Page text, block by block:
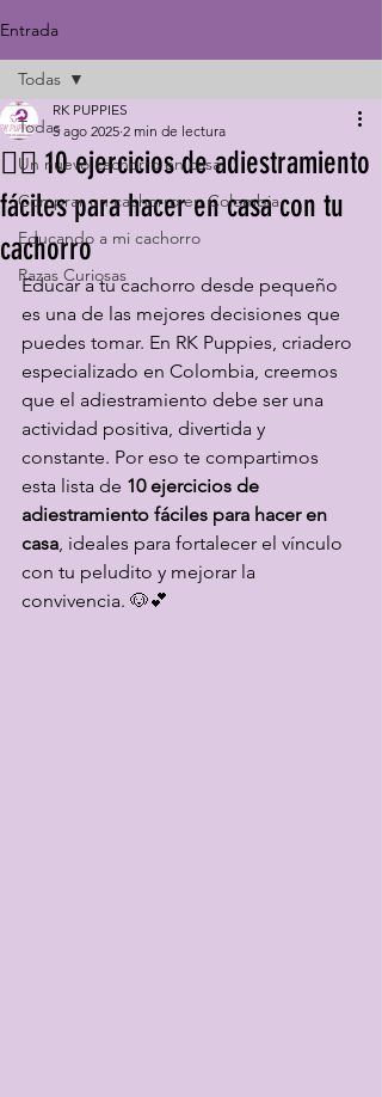
Entrada
Todas
Un nuevo cachorro en casa
Comprar un cachorro en Colombia
Educando a mi cachorro
Razas Curiosas
Todas
🏋️‍♂️ 10 ejercicios de adiestramiento
fáciles para hacer en casa con tu
cachorro
RK PUPPIES
5 ago 2025 2 min de lectura
Educar a tu cachorro desde pequeño
es una de las mejores decisiones que
puedes tomar. En RK Puppies, criadero
especializado en Colombia, creemos
que el adiestramiento debe ser una
actividad positiva, divertida y
constante. Por eso te compartimos
esta lista de 10 ejercicios de
adiestramiento fáciles para hacer en
casa, ideales para fortalecer el vínculo
con tu peludito y mejorar la
convivencia. 🐶💕